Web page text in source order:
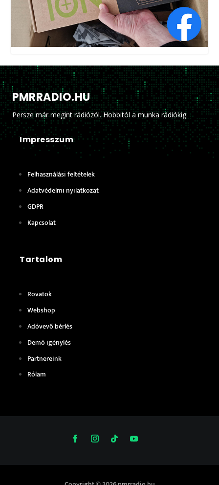
PMRRADIO.HU
Persze már megint rádiózól. Hobbitól a munka rádiókig.
Impresszum
Felhasználási feltételek
Adatvédelmi nyilatkozat
GDPR
Kapcsolat
Tartalom
Rovatok
Webshop
Adóvevő bérlés
Demó igénylés
Partnereink
Rólam